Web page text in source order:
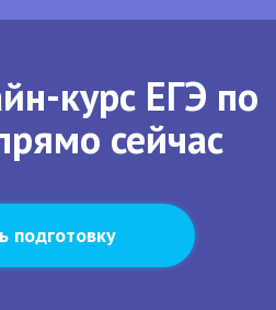
курс ЕГЭ по
сейчас
подготовку